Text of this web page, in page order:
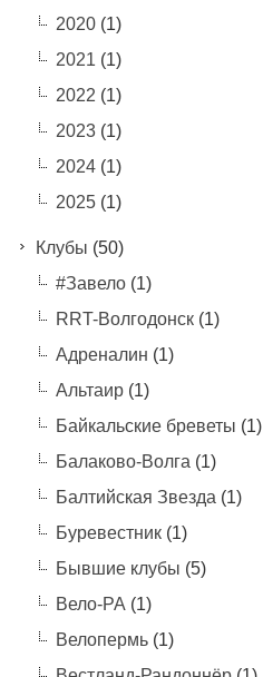
2020(1)
2021 (1)
2022 (1)
2023(1)
2024(1)
2025(1)
Клубы (50)
#Завело(1)
RRT-Волгодонск(1)
Адреналин (1)
Альтаир(1)
Байкальские бреветы (1)
Балаково-Волга (1)
Балтийская Звезда (1)
Буревестник(1)
Бывшие клубы (5)
Вело-РА (1)
Велопермь(1)